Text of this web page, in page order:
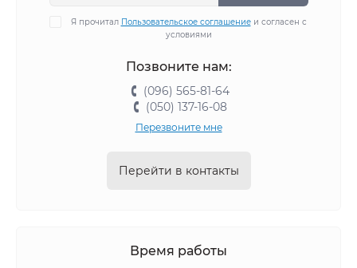
Я прочитал Пользовательское соглашениеи согласен с
условиями
Позвоните нам:
(096) 565-81-64
(050) 137-16-08
Перезвоните мне
Перейти в контакты
Время работы